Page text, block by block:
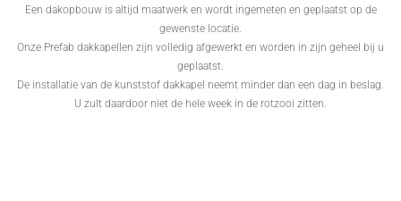
Een dakopbouw is altijd maatwerk en wordt ingemeten en geplaatst op de
gewenste locatie.
Onze Prefab dakkapellen zijn volledig afgewerkt en worden in zijn geheel bij u
geplaatst.
De installatie van de kunststof dakkapel neemt minder dan een dag in beslag.
U zult daardoor niet de hele week in de rotzooi zitten.